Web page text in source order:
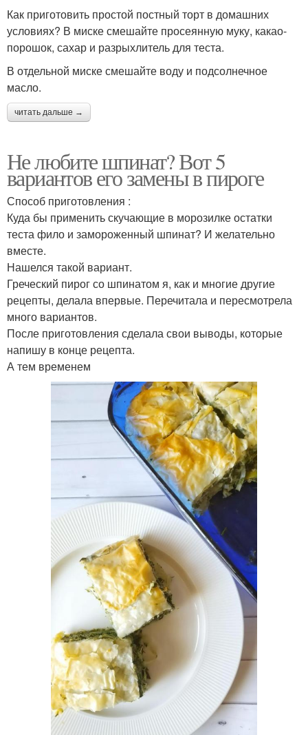
Как приготовить простой постный торт в домашних
условиях? В миске смешайте просеянную муку, какао-
порошок, сахар и разрыхлитель для теста.
В отдельной миске смешайте воду и подсолнечное
масло.
читать дальше →
Не любите шпинат? Вот 5
вариантов его замены в пироге
Способ приготовления :
Куда бы применить скучающие в морозилке остатки
теста фило и замороженный шпинат? И желательно
вместе.
Нашелся такой вариант.
Греческий пирог со шпинатом я, как и многие другие
рецепты, делала впервые. Перечитала и пересмотрела
много вариантов.
После приготовления сделала свои выводы, которые
напишу в конце рецепта.
А тем временем